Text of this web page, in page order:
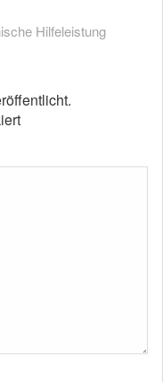
Hilfeleistung